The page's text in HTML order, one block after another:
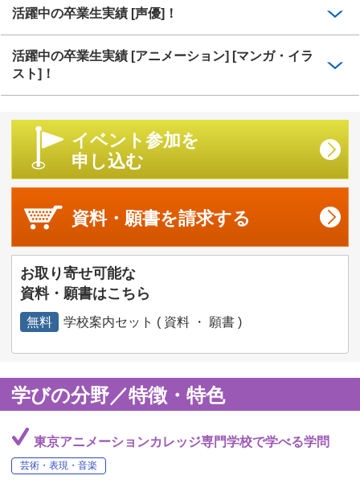
活躍中の卒業生実績 [声優]！
活躍中の卒業生実績 [アニメーション] [マンガ・イラ
スト]！
イベント参加を
申し込む
資料・願書を請求する
お取り寄せ可能な
資料・願書はこちら
無料 学校案内セット ( 資料 ・ 願書 )
学びの分野／特徴・特色
東京アニメーションカレッジ専門学校で学べる学問
芸術・表現・音楽